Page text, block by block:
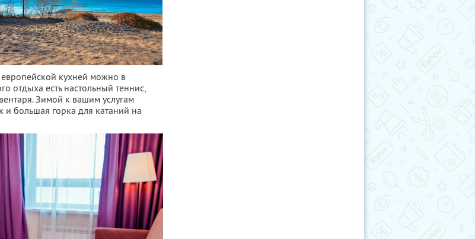
европейской кухней можно в
отдыха есть настольный теннис,
Зимой к вашим услугам
и большая горка для катаний на